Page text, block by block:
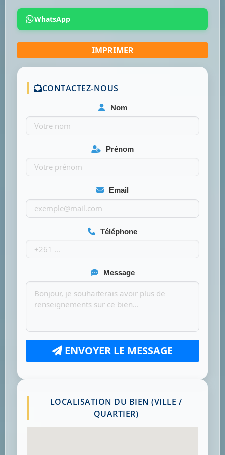
WhatsApp
CONTACTEZ-NOUS
Nom
Prénom
Email
Téléphone
Message
ENVOYER LE MESSAGE
LOCALISATION DU BIEN (VILLE /
QUARTIER)